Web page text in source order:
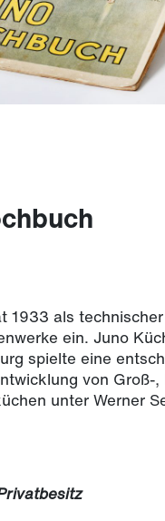
1933 als
ein. Juno
spielte eine
von Groß-,
unter Werner